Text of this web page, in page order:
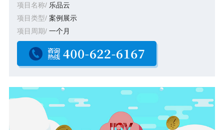
项目名称/ 乐品云
项目类型/ 案例展示
项目周期/ 一个月